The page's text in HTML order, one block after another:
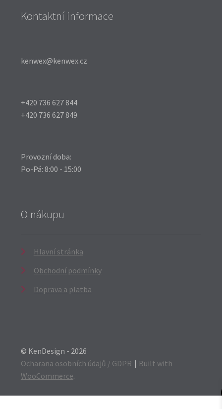
Kontaktní informace
kenwex@kenwex.cz
+420 736 627 844
+420 736 627 849
Provozní doba:
Po-Pá: 8:00 - 15:00
O nákupu
Hlavní stránka
Obchodní podmínky
Doprava a platba
© KenDesign - 2026
Ocharana osobních údajů / GDPR
Built with
WooCommerce.